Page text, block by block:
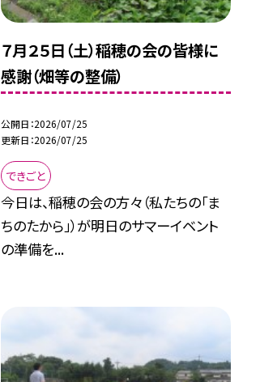
７月２５日（土）稲穂の会の皆様に
感謝（畑等の整備）
公開日 2026/07/25
更新日 2026/07/25
できごと
今日は、稲穂の会の方々（私たちの「ま
ちのたから」）が明日のサマーイベント
の準備を...